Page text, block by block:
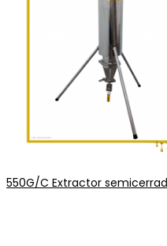
550G/C Extractor